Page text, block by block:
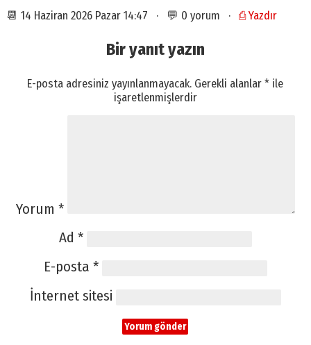
📆 14 Haziran 2026 Pazar 14:47 · 💬 0 yorum · ⎙ Yazdır
Bir yanıt yazın
E-posta adresiniz yayınlanmayacak. Gerekli alanlar* ile
işaretlenmişlerdir
Yorum *
Ad *
E-posta *
İnternet sitesi